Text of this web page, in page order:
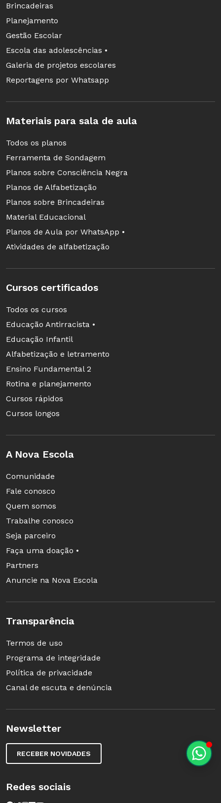
Brincadeiras
Planejamento
Gestão Escolar
Escola das adolescências •
Galeria de projetos escolares
Reportagens por Whatsapp
Materiais para sala de aula
Todos os planos
Ferramenta de Sondagem
Planos sobre Consciência Negra
Planos de Alfabetização
Planos sobre Brincadeiras
Material Educacional
Planos de Aula por WhatsApp •
Atividades de alfabetização
Cursos certificados
Todos os cursos
Educação Antirracista •
Educação Infantil
Alfabetização e letramento
Ensino Fundamental 2
Rotina e planejamento
Cursos rápidos
Cursos longos
A Nova Escola
Comunidade
Fale conosco
Quem somos
Trabalhe conosco
Seja parceiro
Faça uma doação •
Partners
Anuncie na Nova Escola
Transparência
Termos de uso
Programa de integridade
Política de privacidade
Canal de escuta e denúncia
Newsletter
RECEBER NOVIDADES
Redes sociais